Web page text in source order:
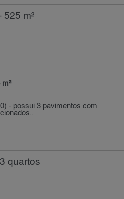
525 m²
m²
- possui 3 pavimentos com
quartos